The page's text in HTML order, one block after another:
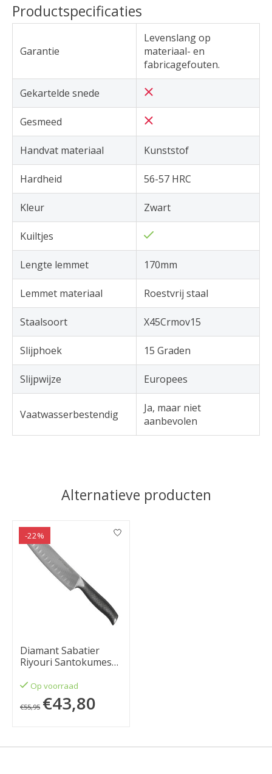
Productspecificaties
Garantie
Levenslang op
materiaal- en
fabricagefouten.
Gekartelde snede
Gesmeed
Handvat materiaal Kunststof
Hardheid 56-57 HRC
Kleur Zwart
Kuiltjes
Lengte lemmet 170mm
Lemmet materiaal Roestvrij staal
Staalsoort X45Crmov15
Slijphoek 15 Graden
Slijpwijze Europees
Vaatwasserbestendig
Ja, maar niet
aanbevolen
Alternatieve producten
Items van productcarrousel
-22%
Diamant Sabatier
Riyouri Santokumes
Op voorraad
€55,95 €43,80